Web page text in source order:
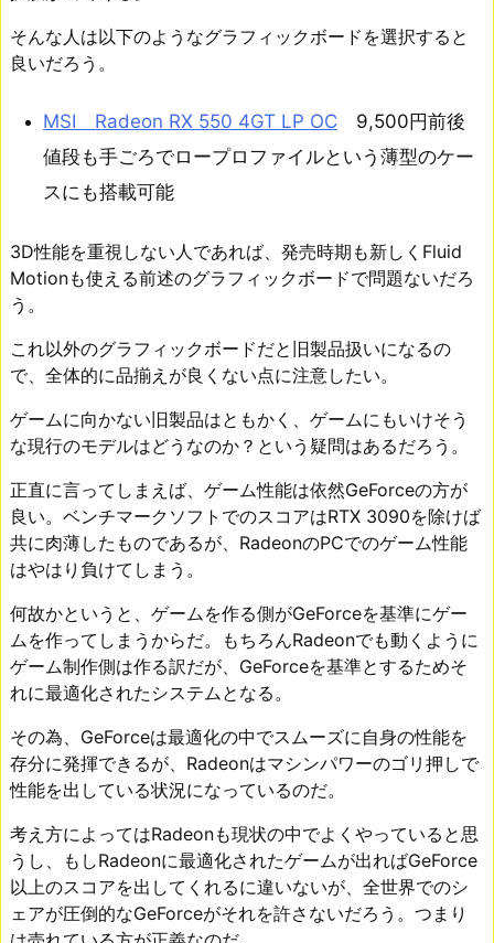
そんな人は以下のようなグラフィックボードを選択すると
良いだろう。
MSI Radeon RX 550 4GT LP OC 9,500円前後
値段も手ごろでロープロファイルという薄型のケー
スにも搭載可能
3D性能を重視しない人であれば、発売時期も新しくFluid
Motionも使える前述のグラフィックボードで問題ないだろ
う。
これ以外のグラフィックボードだと旧製品扱いになるの
で、全体的に品揃えが良くない点に注意したい。
ゲームに向かない旧製品はともかく、ゲームにもいけそう
な現行のモデルはどうなのか？という疑問はあるだろう。
正直に言ってしまえば、ゲーム性能は依然GeForceの方が
良い。ベンチマークソフトでのスコアはRTX 3090を除けば
共に肉薄したものであるが、RadeonのPCでのゲーム性能
はやはり負けてしまう。
何故かというと、ゲームを作る側がGeForceを基準にゲー
ムを作ってしまうからだ。もちろんRadeonでも動くように
ゲーム制作側は作る訳だが、GeForceを基準とするためそ
れに最適化されたシステムとなる。
その為、GeForceは最適化の中でスムーズに自身の性能を
存分に発揮できるが、Radeonはマシンパワーのゴリ押しで
性能を出している状況になっているのだ。
考え方によってはRadeonも現状の中でよくやっていると思
うし、もしRadeonに最適化されたゲームが出ればGeForce
以上のスコアを出してくれるに違いないが、全世界でのシ
ェアが圧倒的なGeForceがそれを許さないだろう。つまり